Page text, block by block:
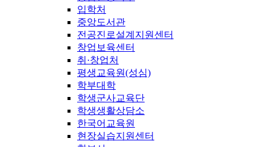
입학처
중앙도서관
전공진로설계지원센터
창업보육센터
취·창업처
평생교육원(성심)
학부대학
학생군사교육단
학생생활상담소
한국어교육원
현장실습지원센터